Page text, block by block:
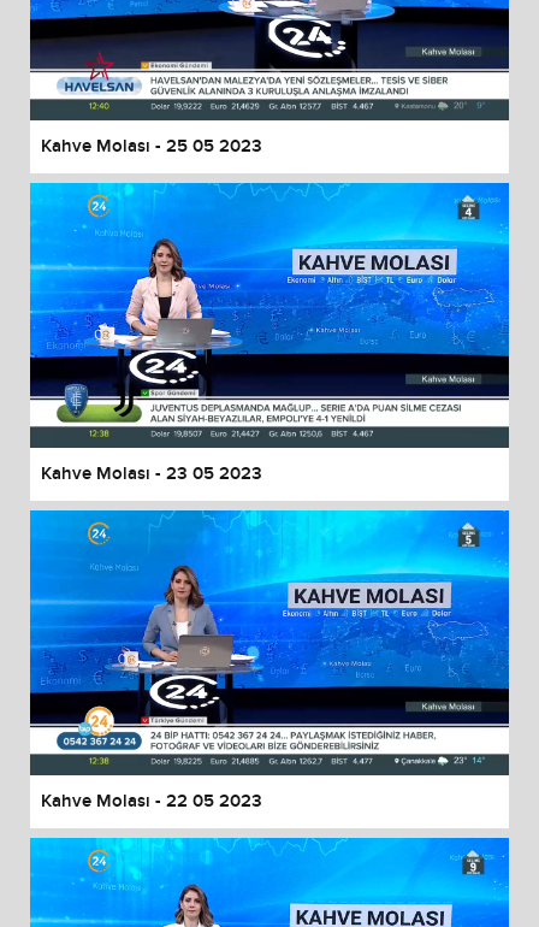
Kahve Molası - 25 05 2023
Kahve Molası - 23 05 2023
Kahve Molası - 22 05 2023